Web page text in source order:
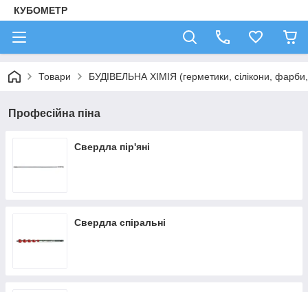
КУБОМЕТР
Товари БУДІВЕЛЬНА ХІМІЯ (герметики, сілікони, фарби,
Професійна піна
Свердла пір'яні
Свердла спіральні